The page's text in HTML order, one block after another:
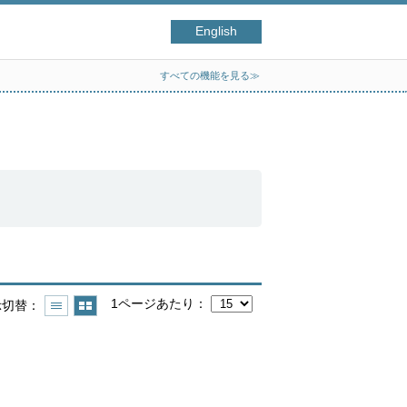
English
すべての機能を見る≫
替 1ページあたり